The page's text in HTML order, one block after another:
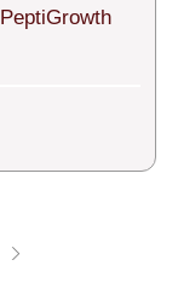
PeptiGrowth